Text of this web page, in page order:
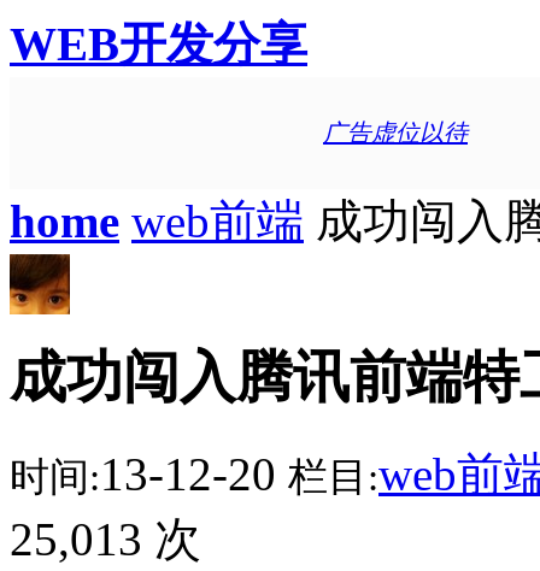
WEB开发分享
广告虚位以待
home web前端 成功闯入
成功闯入腾讯前端
时间:13-12-20 栏目:web前
25,013 次